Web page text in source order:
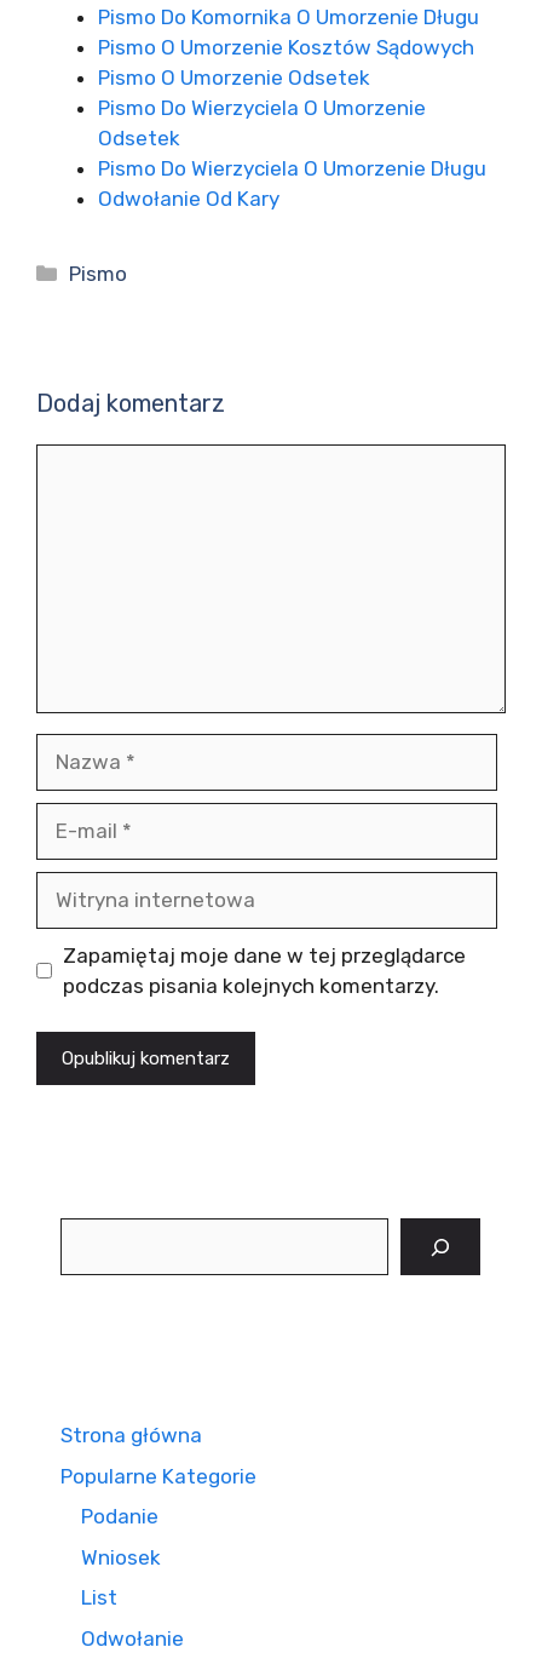
Pismo Do Komornika O Umorzenie Długu
Pismo O Umorzenie Kosztów Sądowych
Pismo O Umorzenie Odsetek
Pismo Do Wierzyciela O Umorzenie
Odsetek
Pismo Do Wierzyciela O Umorzenie Długu
Odwołanie Od Kary
Kategorie
Pismo
Dodaj komentarz
mail
internetowa
Zapamiętaj moje dane w tej przeglądarce
podczas pisania kolejnych komentarzy.
Strona główna
Popularne Kategorie
Podanie
Wniosek
List
Odwołanie